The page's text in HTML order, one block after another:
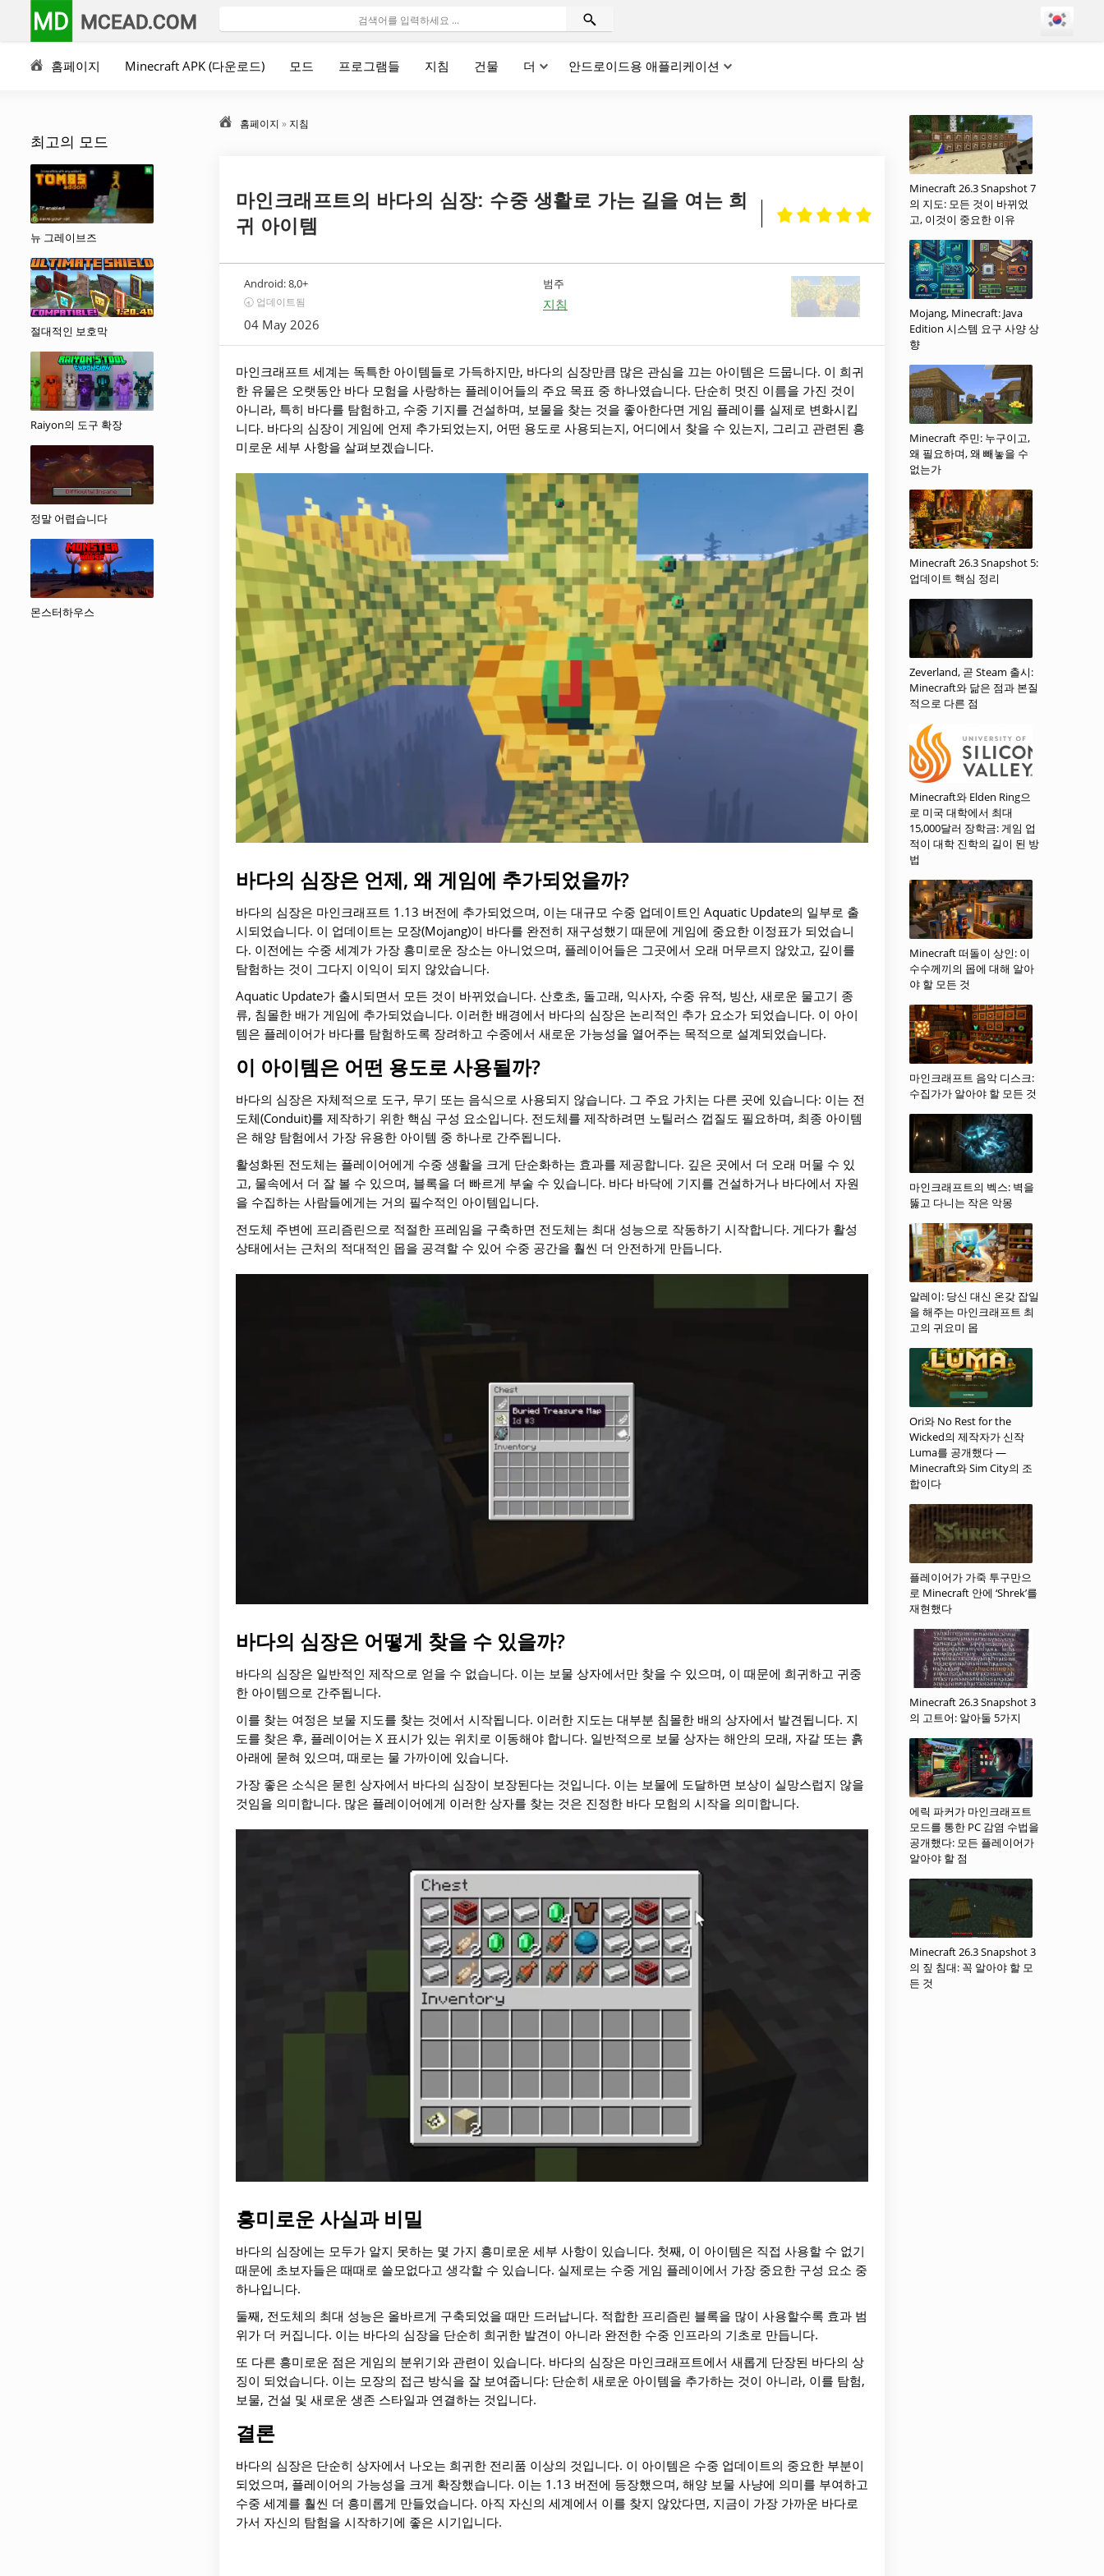
MD MCEAD.COM
홈페이지 Minecraft APK (다운로드) 모드 프로그램들 지침 건물 더 안드로이드용 애플리케이션
최고의 모드
뉴 그레이브즈
절대적인 보호막
Raiyon의 도구 확장
정말 어렵습니다
몬스터하우스
홈페이지 » 지침
마인크래프트의 바다의 심장: 수중 생활로 가는 길을 여는 희
귀 아이템
Android:8,0+
🕣 업데이트됨
04 May 2026
범주
지침
마인크래프트 세계는 독특한 아이템들로 가득하지만, 바다의 심장만큼 많은 관심을 끄는 아이템은 드뭅니다. 이 희귀
한 유물은 오랫동안 바다 모험을 사랑하는 플레이어들의 주요 목표 중 하나였습니다. 단순히 멋진 이름을 가진 것이
아니라, 특히 바다를 탐험하고, 수중 기지를 건설하며, 보물을 찾는 것을 좋아한다면 게임 플레이를 실제로 변화시킵
니다. 바다의 심장이 게임에 언제 추가되었는지, 어떤 용도로 사용되는지, 어디에서 찾을 수 있는지, 그리고 관련된 흥
미로운 세부 사항을 살펴보겠습니다.
바다의 심장은 언제, 왜 게임에 추가되었을까?
바다의 심장은 마인크래프트 1.13 버전에 추가되었으며, 이는 대규모 수중 업데이트인 Aquatic Update의 일부로 출
시되었습니다. 이 업데이트는 모장(Mojang)이 바다를 완전히 재구성했기 때문에 게임에 중요한 이정표가 되었습니
다. 이전에는 수중 세계가 가장 흥미로운 장소는 아니었으며, 플레이어들은 그곳에서 오래 머무르지 않았고, 깊이를
탐험하는 것이 그다지 이익이 되지 않았습니다.
Aquatic Update가 출시되면서 모든 것이 바뀌었습니다. 산호초, 돌고래, 익사자, 수중 유적, 빙산, 새로운 물고기 종
류, 침몰한 배가 게임에 추가되었습니다. 이러한 배경에서 바다의 심장은 논리적인 추가 요소가 되었습니다. 이 아이
템은 플레이어가 바다를 탐험하도록 장려하고 수중에서 새로운 가능성을 열어주는 목적으로 설계되었습니다.
이 아이템은 어떤 용도로 사용될까?
바다의 심장은 자체적으로 도구, 무기 또는 음식으로 사용되지 않습니다. 그 주요 가치는 다른 곳에 있습니다: 이는 전
도체(Conduit)를 제작하기 위한 핵심 구성 요소입니다. 전도체를 제작하려면 노틸러스 껍질도 필요하며, 최종 아이템
은 해양 탐험에서 가장 유용한 아이템 중 하나로 간주됩니다.
활성화된 전도체는 플레이어에게 수중 생활을 크게 단순화하는 효과를 제공합니다. 깊은 곳에서 더 오래 머물 수 있
고, 물속에서 더 잘 볼 수 있으며, 블록을 더 빠르게 부술 수 있습니다. 바다 바닥에 기지를 건설하거나 바다에서 자원
을 수집하는 사람들에게는 거의 필수적인 아이템입니다.
전도체 주변에 프리즘린으로 적절한 프레임을 구축하면 전도체는 최대 성능으로 작동하기 시작합니다. 게다가 활성
상태에서는 근처의 적대적인 몹을 공격할 수 있어 수중 공간을 훨씬 더 안전하게 만듭니다.
바다의 심장은 어떻게 찾을 수 있을까?
바다의 심장은 일반적인 제작으로 얻을 수 없습니다. 이는 보물 상자에서만 찾을 수 있으며, 이 때문에 희귀하고 귀중
한 아이템으로 간주됩니다.
이를 찾는 여정은 보물 지도를 찾는 것에서 시작됩니다. 이러한 지도는 대부분 침몰한 배의 상자에서 발견됩니다. 지
도를 찾은 후, 플레이어는 X 표시가 있는 위치로 이동해야 합니다. 일반적으로 보물 상자는 해안의 모래, 자갈 또는 흙
아래에 묻혀 있으며, 때로는 물 가까이에 있습니다.
가장 좋은 소식은 묻힌 상자에서 바다의 심장이 보장된다는 것입니다. 이는 보물에 도달하면 보상이 실망스럽지 않을
것임을 의미합니다. 많은 플레이어에게 이러한 상자를 찾는 것은 진정한 바다 모험의 시작을 의미합니다.
흥미로운 사실과 비밀
바다의 심장에는 모두가 알지 못하는 몇 가지 흥미로운 세부 사항이 있습니다. 첫째, 이 아이템은 직접 사용할 수 없기
때문에 초보자들은 때때로 쓸모없다고 생각할 수 있습니다. 실제로는 수중 게임 플레이에서 가장 중요한 구성 요소 중
하나입니다.
둘째, 전도체의 최대 성능은 올바르게 구축되었을 때만 드러납니다. 적합한 프리즘린 블록을 많이 사용할수록 효과 범
위가 더 커집니다. 이는 바다의 심장을 단순히 희귀한 발견이 아니라 완전한 수중 인프라의 기초로 만듭니다.
또 다른 흥미로운 점은 게임의 분위기와 관련이 있습니다. 바다의 심장은 마인크래프트에서 새롭게 단장된 바다의 상
징이 되었습니다. 이는 모장의 접근 방식을 잘 보여줍니다: 단순히 새로운 아이템을 추가하는 것이 아니라, 이를 탐험,
보물, 건설 및 새로운 생존 스타일과 연결하는 것입니다.
결론
바다의 심장은 단순히 상자에서 나오는 희귀한 전리품 이상의 것입니다. 이 아이템은 수중 업데이트의 중요한 부분이
되었으며, 플레이어의 가능성을 크게 확장했습니다. 이는 1.13 버전에 등장했으며, 해양 보물 사냥에 의미를 부여하고
수중 세계를 훨씬 더 흥미롭게 만들었습니다. 아직 자신의 세계에서 이를 찾지 않았다면, 지금이 가장 가까운 바다로
가서 자신의 탐험을 시작하기에 좋은 시기입니다.
Minecraft 26.3 Snapshot 7
의 지도: 모든 것이 바뀌었
고, 이것이 중요한 이유
Mojang, Minecraft: Java
Edition 시스템 요구 사양 상
향
Minecraft 주민: 누구이고,
왜 필요하며, 왜 빼놓을 수
없는가
Minecraft 26.3 Snapshot 5:
업데이트 핵심 정리
Zeverland, 곧 Steam 출시:
Minecraft와 닮은 점과 본질
적으로 다른 점
Minecraft와 Elden Ring으
로 미국 대학에서 최대
15,000달러 장학금: 게임 업
적이 대학 진학의 길이 된 방
법
Minecraft 떠돌이 상인: 이
수수께끼의 몹에 대해 알아
야 할 모든 것
마인크래프트 음악 디스크:
수집가가 알아야 할 모든 것
마인크래프트의 벡스: 벽을
뚫고 다니는 작은 악몽
알레이: 당신 대신 온갖 잡일
을 해주는 마인크래프트 최
고의 귀요미 몹
Ori와 No Rest for the
Wicked의 제작자가 신작
Luma를 공개했다 —
Minecraft와 Sim City의 조
합이다
플레이어가 가죽 투구만으
로 Minecraft 안에 ‘Shrek’를
재현했다
Minecraft 26.3 Snapshot 3
의 고트어: 알아둘 5가지
에릭 파커가 마인크래프트
모드를 통한 PC 감염 수법을
공개했다: 모든 플레이어가
알아야 할 점
Minecraft 26.3 Snapshot 3
의 짚 침대: 꼭 알아야 할 모
든 것